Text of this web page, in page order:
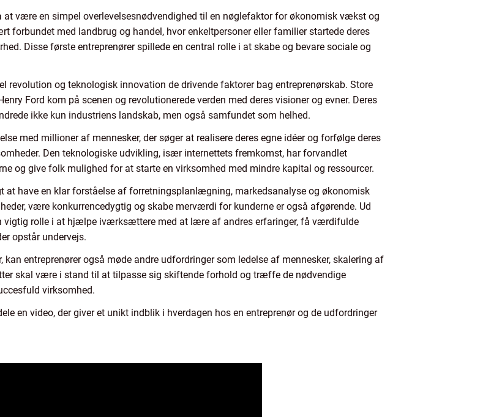
at være en simpel overlevelsesnødvendighed til en nøglefaktor for økonomisk vækst og
forbundet med landbrug og handel, hvor enkeltpersoner eller familier startede deres
Disse første entreprenører spillede en central rolle i at skabe og bevare sociale og
revolution og teknologisk innovation de drivende faktorer bag entreprenørskab. Store
Ford kom på scenen og revolutionerede verden med deres visioner og evner. Deres
ikke kun industriens landskab, men også samfundet som helhed.
med millioner af mennesker, der søger at realisere deres egne idéer og forfølge deres
Den teknologiske udvikling, især internettets fremkomst, har forvandlet
og give folk mulighed for at starte en virksomhed med mindre kapital og ressourcer.
at have en klar forståelse af forretningsplanlægning, markedsanalyse og økonomisk
være konkurrencedygtig og skabe merværdi for kunderne er også afgørende. Ud
vigtig rolle i at hjælpe iværksættere med at lære af andres erfaringer, få værdifulde
opstår undervejs.
entreprenører også møde andre udfordringer som ledelse af mennesker, skalering af
skal være i stand til at tilpasse sig skiftende forhold og træffe de nødvendige
virksomhed.
en video, der giver et unikt indblik i hverdagen hos en entreprenør og de udfordringer